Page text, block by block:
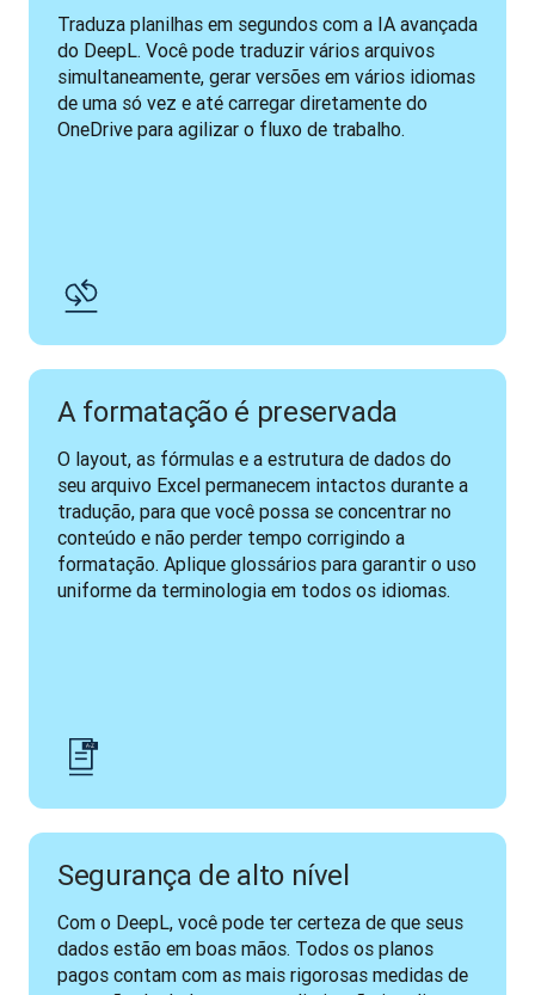
Traduza planilhas em segundos com a IA avançada
do DeepL. Você pode traduzir vários arquivos
simultaneamente, gerar versões em vários idiomas
de uma só vez e até carregar diretamente do
OneDrive para agilizar o fluxo de trabalho.
A formatação é preservada
O layout, as fórmulas e a estrutura de dados do
seu arquivo Excel permanecem intactos durante a
tradução, para que você possa se concentrar no
conteúdo e não perder tempo corrigindo a
formatação. Aplique glossários para garantir o uso
uniforme da terminologia em todos os idiomas.
Segurança de alto nível
Com o DeepL, você pode ter certeza de que seus
dados estão em boas mãos. Todos os planos
pagos contam com as mais rigorosas medidas de